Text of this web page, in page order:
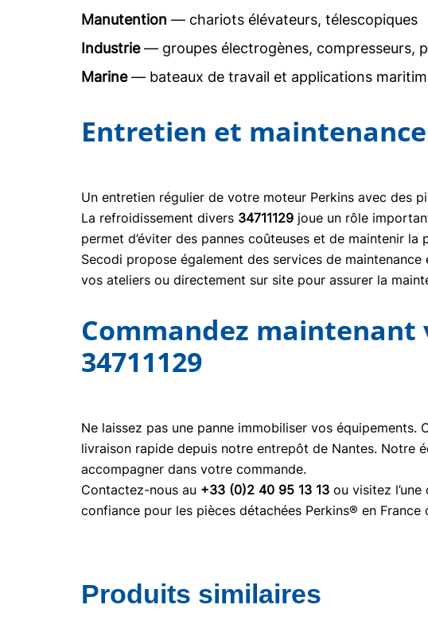
Manutention — chariots élévateurs, télescopiques
Industrie— groupes électrogènes, compresseurs,
Marine— bateaux de travail et applications
Entretien et
Un entretien régulier de votre moteur Perkins avec des
La refroidissement divers 34711129 joue un rôle
permet d’éviter des pannes coûteuses et de maintenir
Secodi propose également des services de
vos ateliers ou directement sur site pour assurer la
Commandez
34711129
Ne laissez pas une panne immobiliser vos équipements.
livraison rapide depuis notre entrepôt de Nantes. Notre
accompagner dans votre commande.
Contactez-nous au +33 (0)2 40 95 13 13 ou visitez
confiance pour les pièces détachées Perkins® en France
Produits similaires